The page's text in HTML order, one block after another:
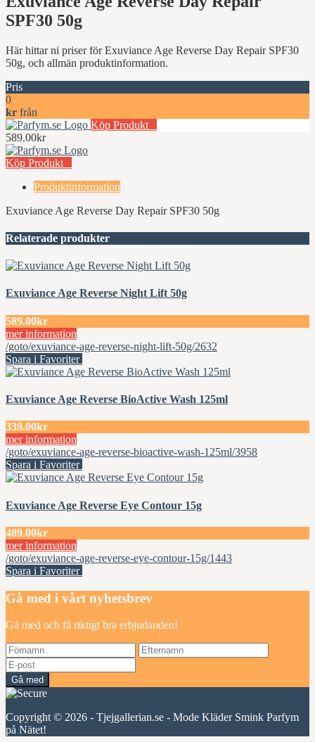
SPF30 50g
Här hittar ni priser för Exuviance Age Reverse Day Repair SPF30
50g, och allmän produktinformation.
Pris
0
kr från
Köp Produkt
589.00kr
Köp Produkt
Produktinformation
Exuviance Age Reverse Day Repair SPF30 50g
Relaterade produkter
Exuviance Age Reverse Night Lift 50g
589.00kr
mer information
/goto/exuviance-age-reverse-night-lift-50g/2632
Spara i Favoriter
Exuviance Age Reverse BioActive Wash 125ml
339.00kr
mer information
/goto/exuviance-age-reverse-bioactive-wash-125ml/3958
Spara i Favoriter
Exuviance Age Reverse Eye Contour 15g
489.00kr
mer information
/goto/exuviance-age-reverse-eye-contour-15g/1443
Spara i Favoriter
Gå med i vårt nyhetsbrev
Gå med och få riktigt bra erbjudanden!
Gå med
Copyright © 2026 - Tjejgallerian.se - Mode Kläder Smink Parfym
på Nätet!